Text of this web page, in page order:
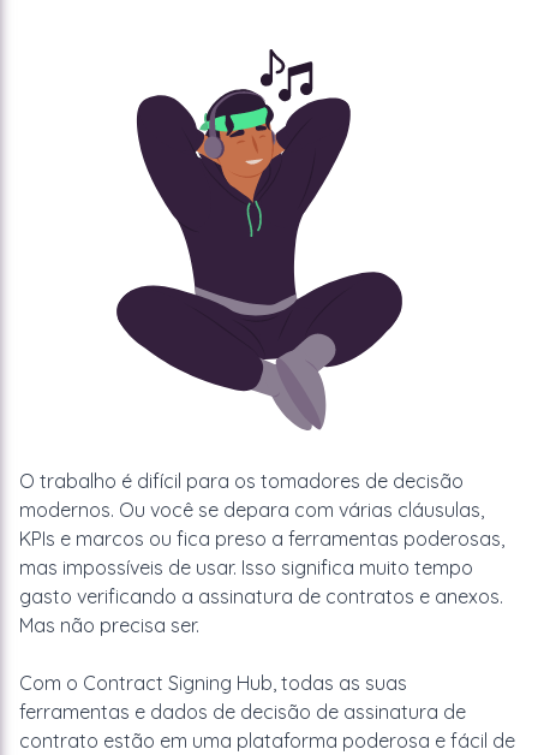
O trabalho é difícil para os tomadores de decisão
modernos. Ou você se depara com várias cláusulas,
KPIs e marcos ou fica preso a ferramentas poderosas,
mas impossíveis de usar. Isso significa muito tempo
gasto verificando a assinatura de contratos e anexos.
Mas não precisa ser.
Com o Contract Signing Hub, todas as suas
ferramentas e dados de decisão de assinatura de
contrato estão em uma plataforma poderosa e fácil de